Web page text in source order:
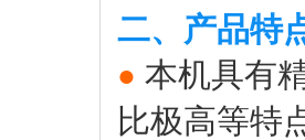
二、产品特
● 本机具有
比极高等特